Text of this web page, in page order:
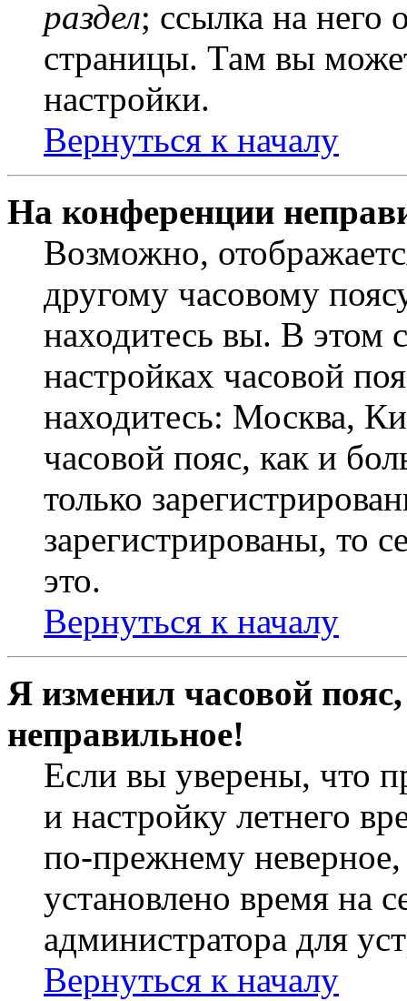
раздел; ссылка на него
страницы. Там вы
настройки.
Вернуться к началу
На конференции
Возможно,
другому часовому
находитесь вы. В этом
настройках часовой
находитесь: Москва,
часовой пояс, как и
только
зарегистрированы, то
это.
Вернуться к началу
Я изменил часовой
неправильное!
Если вы уверены, что
и настройку летнего
по-прежнему неверное,
установлено время на
администратора для
Вернуться к началу